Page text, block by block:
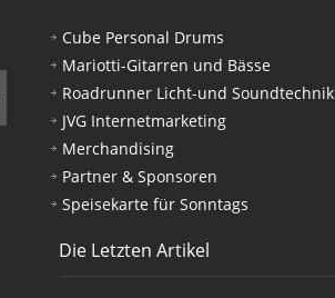
Cube Personal Drums
Mariotti-Gitarren und Bässe
Roadrunner Licht-und Soundtechnik
JVG Internetmarketing
Merchandising
Partner & Sponsoren
Speisekarte für Sonntags
Die Letzten Artikel